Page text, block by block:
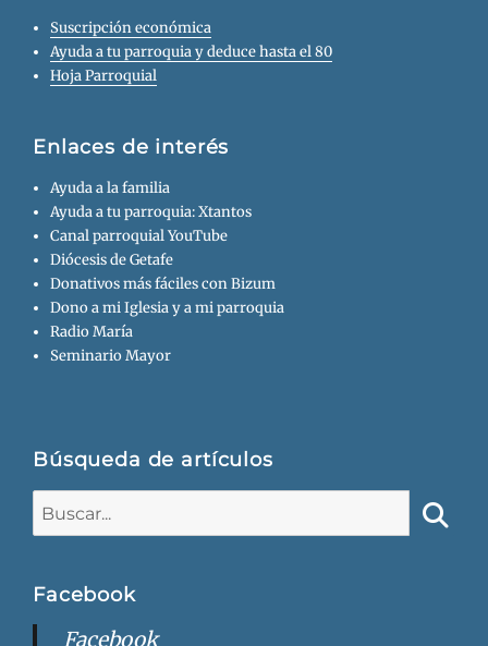
Suscripción económica
Ayuda a tu parroquia y deduce hasta el 80
Hoja Parroquial
Enlaces de interés
Ayuda a la familia
Ayuda a tu parroquia: Xtantos
Canal parroquial YouTube
Diócesis de Getafe
Donativos más fáciles con Bizum
Dono a mi Iglesia y a mi parroquia
Radio María
Seminario Mayor
Búsqueda de artículos
Facebook
Facebook